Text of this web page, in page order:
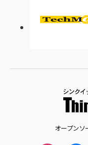
オープン